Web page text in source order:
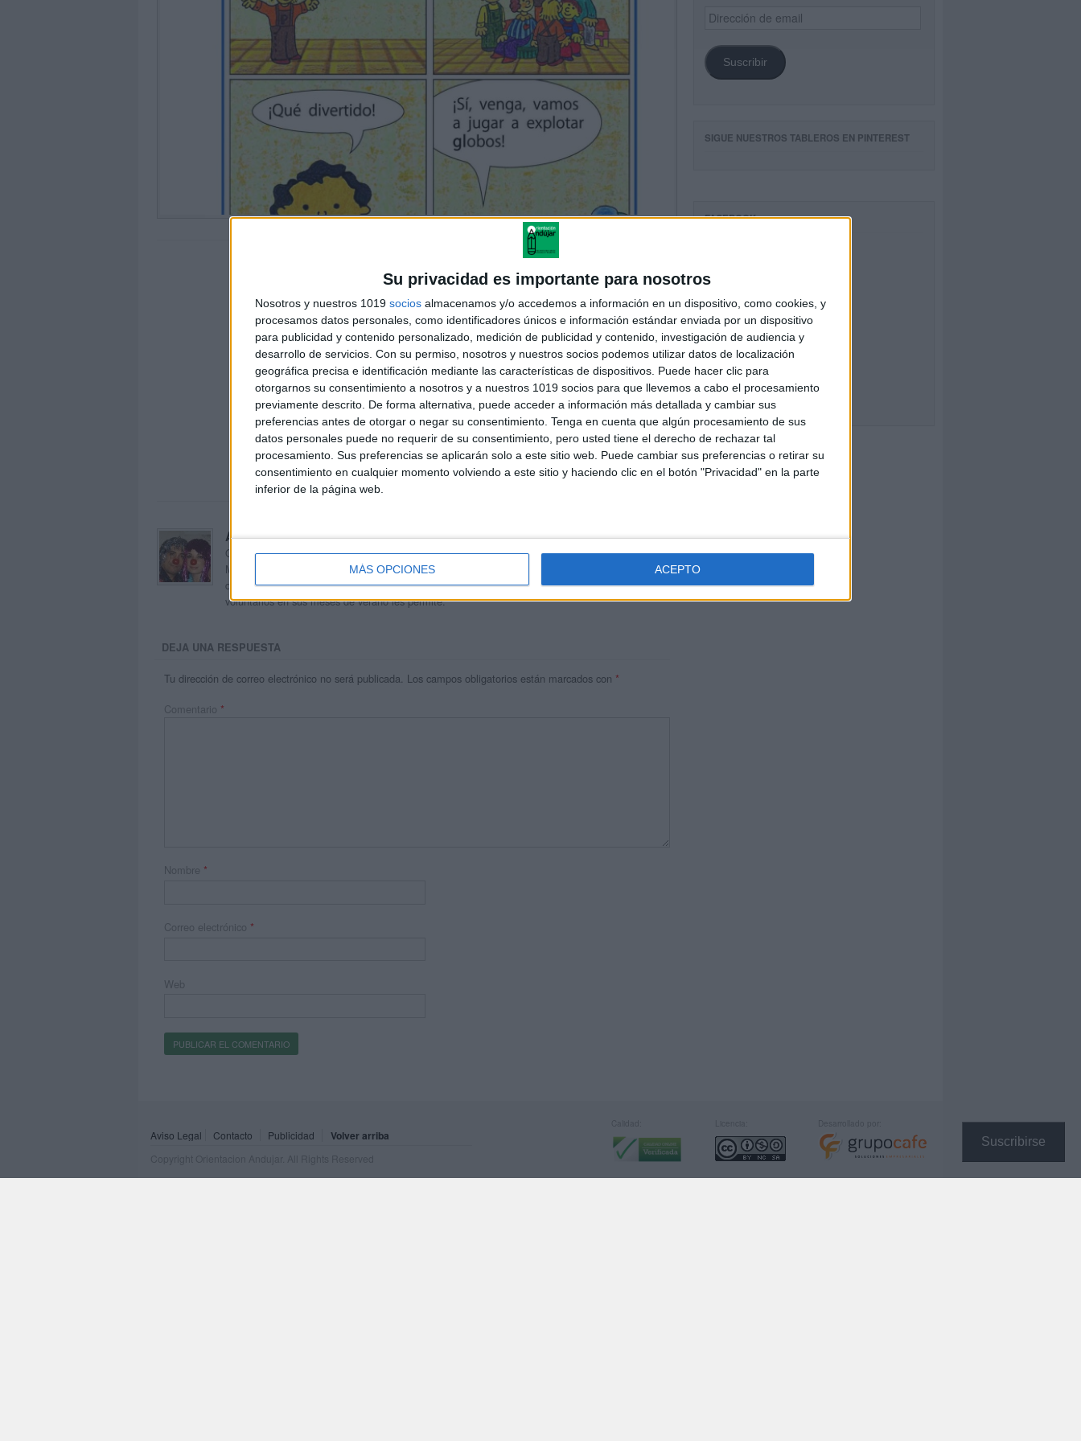
Su privacidad es importante para nosotros
Nosotros y nuestros 1019 socios almacenamos y/o accedemos a información en un dispositivo, como cookies, y
procesamos datos personales, como identificadores únicos e información estándar enviada por un dispositivo
para publicidad y contenido personalizado, medición de publicidad y contenido, investigación de audiencia y
desarrollo de servicios. Con su permiso, nosotros y nuestros socios podemos utilizar datos de localización
geográfica precisa e identificación mediante las características de dispositivos. Puede hacer clic para
otorgarnos su consentimiento a nosotros y a nuestros 1019 socios para que llevemos a cabo el procesamiento
previamente descrito. De forma alternativa, puede acceder a información más detallada y cambiar sus
preferencias antes de otorgar o negar su consentimiento. Tenga en cuenta que algún procesamiento de sus
datos personales puede no requerir de su consentimiento, pero usted tiene el derecho de rechazar tal
procesamiento. Sus preferencias se aplicarán solo a este sitio web. Puede cambiar sus preferencias o retirar su
consentimiento en cualquier momento volviendo a este sitio y haciendo clic en el botón "Privacidad" en la parte
inferior de la página web.
MÁS OPCIONES ACEPTO
Suscribirse
Acerca de orientacionandujar
Orientación Andújar no es solo un blog, es la apuesta personal de dos profesores Ginés y
Maribel, que además de ser pareja, son los encargados de los contenidos que encontramos
dentro del blog y en el cual, vuelcan la mayor parte del tiempo, que sus tareas como docentes, y
voluntarios en sus meses de verano les permite.
DEJA UNA RESPUESTA
Tu dirección de correo electrónico no será publicada. Los campos obligatorios están marcados con *
Comentario *
Nombre *
Correo electrónico *
Web
Dirección
de
Suscribir
SIGUE NUESTROS TABLEROS EN PINTEREST
FACEBOOK
Aviso Legal Contacto Publicidad Volver arriba